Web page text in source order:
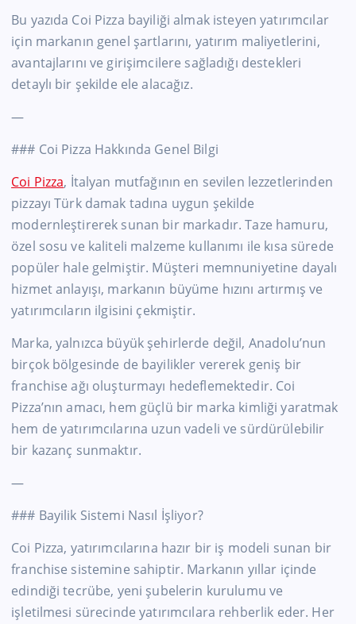
Bu yazıda Coi Pizza bayiliği almak isteyen yatırımcılar
için markanın genel şartlarını, yatırım maliyetlerini,
avantajlarını ve girişimcilere sağladığı destekleri
detaylı bir şekilde ele alacağız.
—
### Coi Pizza Hakkında Genel Bilgi
Coi Pizza, İtalyan mutfağının en sevilen lezzetlerinden
pizzayı Türk damak tadına uygun şekilde
modernleştirerek sunan bir markadır. Taze hamuru,
özel sosu ve kaliteli malzeme kullanımı ile kısa sürede
popüler hale gelmiştir. Müşteri memnuniyetine dayalı
hizmet anlayışı, markanın büyüme hızını artırmış ve
yatırımcıların ilgisini çekmiştir.
Marka, yalnızca büyük şehirlerde değil, Anadolu’nun
birçok bölgesinde de bayilikler vererek geniş bir
franchise ağı oluşturmayı hedeflemektedir. Coi
Pizza’nın amacı, hem güçlü bir marka kimliği yaratmak
hem de yatırımcılarına uzun vadeli ve sürdürülebilir
bir kazanç sunmaktır.
—
### Bayilik Sistemi Nasıl İşliyor?
Coi Pizza, yatırımcılarına hazır bir iş modeli sunan bir
franchise sistemine sahiptir. Markanın yıllar içinde
edindiği tecrübe, yeni şubelerin kurulumu ve
işletilmesi sürecinde yatırımcılara rehberlik eder. Her